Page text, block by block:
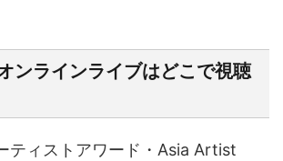
ラインライブはどこで視聴
ティストアワード・Asia Artist